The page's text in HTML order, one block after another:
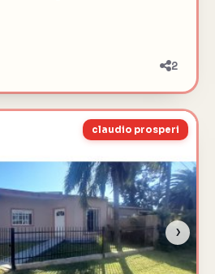
2
›
claudio prosperi